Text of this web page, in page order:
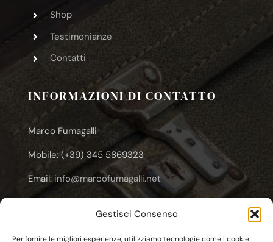
Gestisci Consenso
Per fornire le migliori esperienze, utilizziamo tecnologie come i cookie
Shop
Testimonianze
Contatti
INFORMAZIONI DI CONTATTO
Marco Fumagalli
Mobile: (+39) 345 5869323
Email: info@marcofumagalli.net